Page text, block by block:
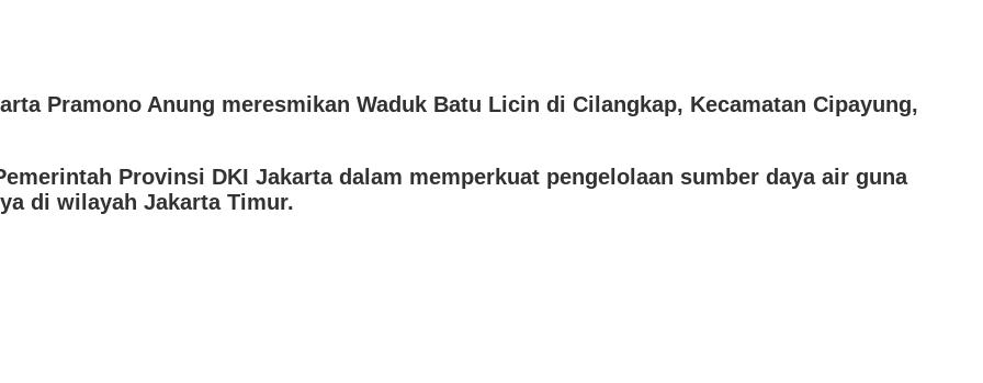
Pramono Anung meresmikan Waduk Batu Licin di Cilangkap, Kecamatan Cipayung,
Provinsi DKI Jakarta dalam memperkuat pengelolaan sumber daya air guna
di wilayah Jakarta Timur.